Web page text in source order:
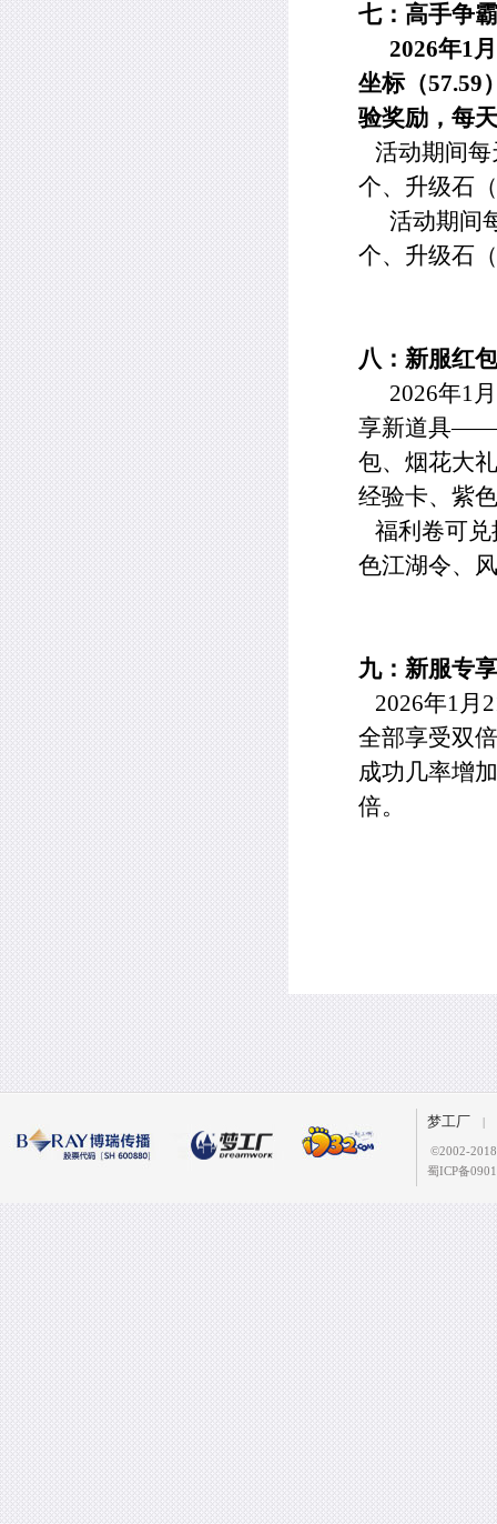
七：高手争霸
2026年1月
坐标（57.59
验奖励，每
活动期间每
个、升级石
活动期间
个、升级石
八：新服红包
2026年1月
享新道具——
包、烟花大
经验卡、紫
福利卷可兑
色江湖令、
九：新服专享
2026年1月
全部享受双
成功几率增加
倍。
梦工厂 |
©2002-
蜀ICP备